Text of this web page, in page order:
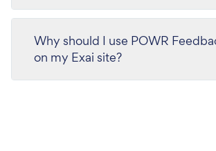
Why should I use POWR
on my Exai site?